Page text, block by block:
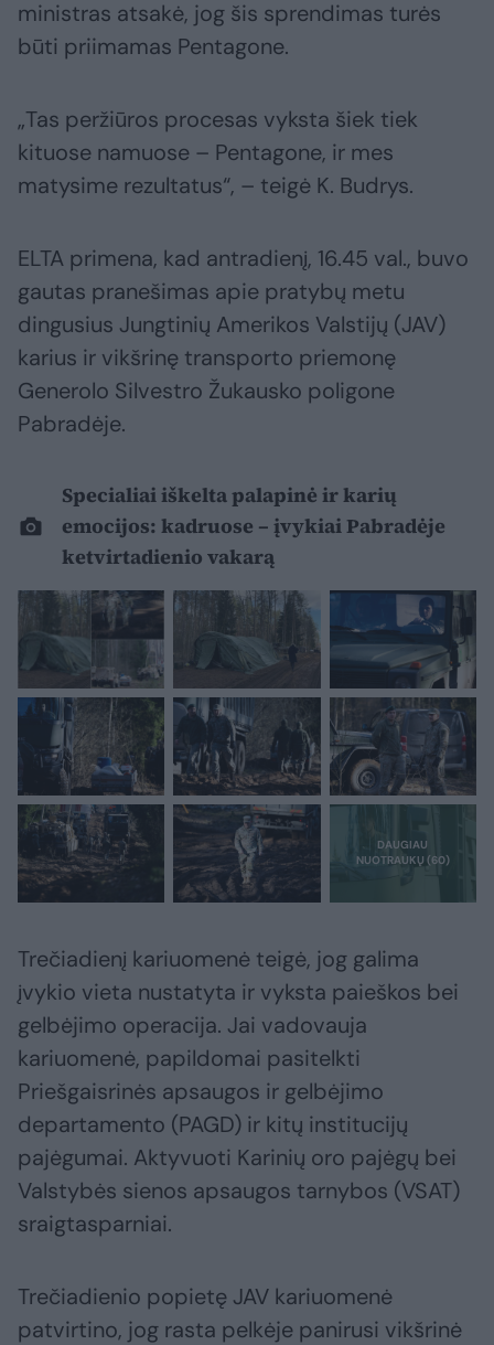
ministras atsakė, jog šis sprendimas turės
būti priimamas Pentagone.
„Tas peržiūros procesas vyksta šiek tiek
kituose namuose – Pentagone, ir mes
matysime rezultatus“, – teigė K. Budrys.
ELTA primena, kad antradienį, 16.45 val., buvo
gautas pranešimas apie pratybų metu
dingusius Jungtinių Amerikos Valstijų (JAV)
karius ir vikšrinę transporto priemonę
Generolo Silvestro Žukausko poligone
Pabradėje.
Specialiai iškelta palapinė ir karių
emocijos: kadruose – įvykiai Pabradėje
ketvirtadienio vakarą
Trečiadienį kariuomenė teigė, jog galima
įvykio vieta nustatyta ir vyksta paieškos bei
gelbėjimo operacija. Jai vadovauja
kariuomenė, papildomai pasitelkti
Priešgaisrinės apsaugos ir gelbėjimo
departamento (PAGD) ir kitų institucijų
pajėgumai. Aktyvuoti Karinių oro pajėgų bei
Valstybės sienos apsaugos tarnybos (VSAT)
sraigtasparniai.
Trečiadienio popietę JAV kariuomenė
patvirtino, jog rasta pelkėje panirusi vikšrinė